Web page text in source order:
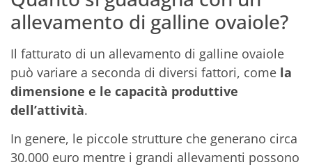
allevamento di galline ovaiole?
Il fatturato di un allevamento di galline ovaiole
può variare a seconda di diversi fattori, come la
dimensione e le capacità produttive
dell’attività.
In genere, le piccole strutture che generano circa
30.000 euro mentre i grandi allevamenti possono